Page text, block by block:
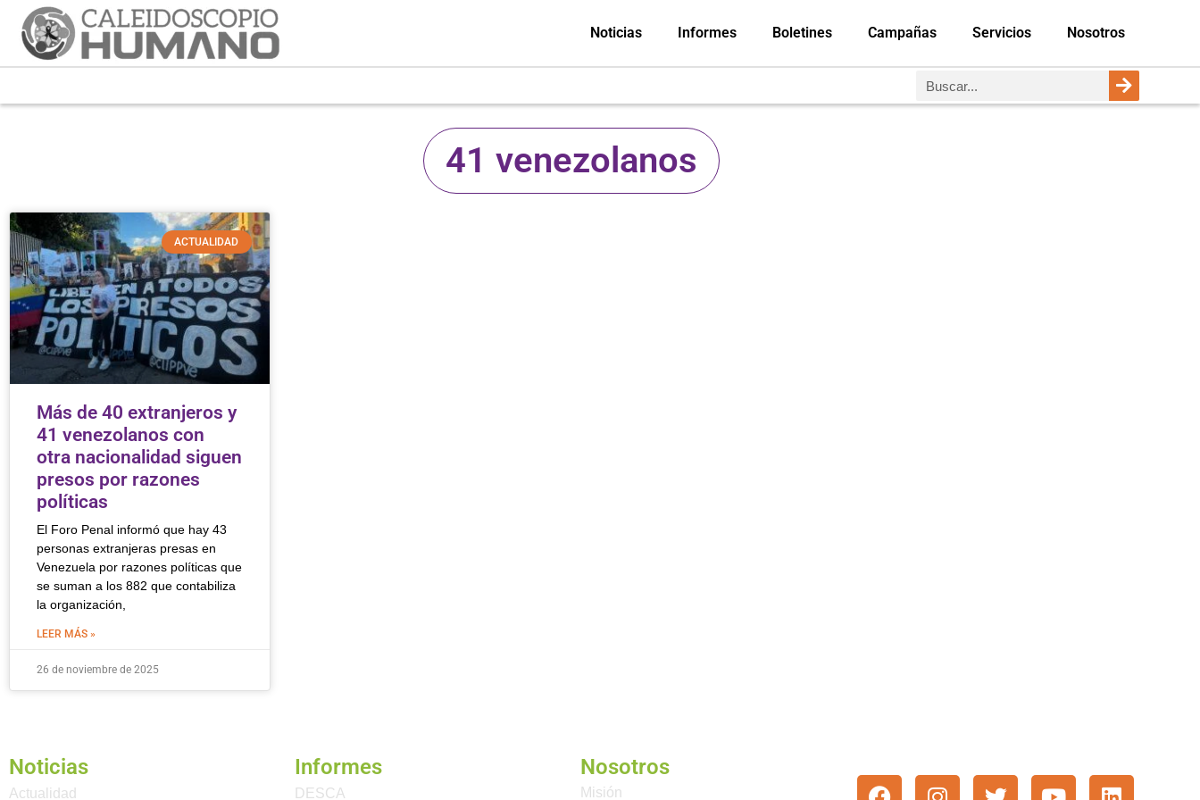
Noticias Informes Boletines Campañas Servicios Nosotros
41 venezolanos
ACTUALIDAD
Más de 40 extranjeros y
41 venezolanos con
otra nacionalidad siguen
presos por razones
políticas
El Foro Penal informó que hay 43
personas extranjeras presas en
Venezuela por razones políticas que
se suman a los 882 que contabiliza
la organización,
LEER MÁS »
26 de noviembre de 2025
Noticias
Actualidad
Informes
DESCA
Nosotros
Misión